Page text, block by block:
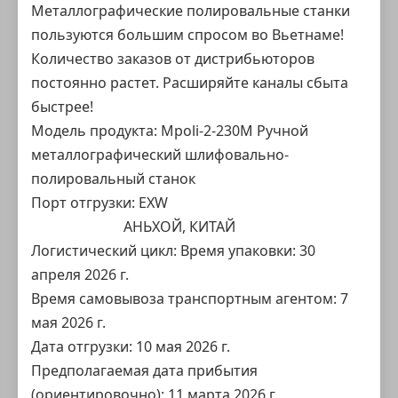
Металлографические полировальные станки
пользуются большим спросом во Вьетнаме!
Количество заказов от дистрибьюторов
постоянно растет. Расширяйте каналы сбыта
быстрее!
Модель продукта: Mpoli-2-230M Ручной
металлографический шлифовально-
полировальный станок
Порт отгрузки: EXW
АНЬХОЙ, КИТАЙ
Логистический цикл: Время упаковки: 30
апреля 2026 г.
Время самовывоза транспортным агентом: 7
мая 2026 г.
Дата отгрузки: 10 мая 2026 г.
Предполагаемая дата прибытия